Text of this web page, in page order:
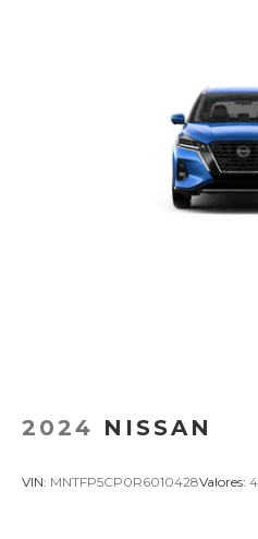
2024 NISSAN
VIN: MNTFP5CP0R6010428Valores: